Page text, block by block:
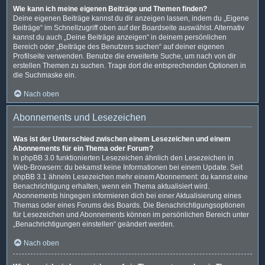
Wie kann ich meine eigenen Beiträge und Themen finden?
Deine eigenen Beiträge kannst du dir anzeigen lassen, indem du „Eigene
Beiträge“ im Schnellzugriff oben auf der Boardseite auswählst. Alternativ
kannst du auch „Deine Beiträge anzeigen“ in deinem persönlichen
Bereich oder „Beiträge des Benutzers suchen“ auf deiner eigenen
Profilseite verwenden. Benutze die erweiterte Suche, um nach von dir
erstellen Themen zu suchen. Trage dort die entsprechenden Optionen in
die Suchmaske ein.
Nach oben
Abonnements und Lesezeichen
Was ist der Unterschied zwischen einem Lesezeichen und einem
Abonnements für ein Thema oder Forum?
In phpBB 3.0 funktionierten Lesezeichen ähnlich den Lesezeichen in
Web-Browsern: du bekamst keine Informationen bei einem Update. Seit
phpBB 3.1 ähneln Lesezeichen mehr einem Abonnement: du kannst eine
Benachrichtigung erhalten, wenn ein Thema aktualisiert wird.
Abonnements hingegen informieren dich bei einer Aktualisierung eines
Themas oder eines Forums des Boards. Die Benachrichtigungsoptionen
für Lesezeichen und Abonnements können im persönlichen Bereich unter
„Benachrichtigungen einstellen“ geändert werden.
Nach oben